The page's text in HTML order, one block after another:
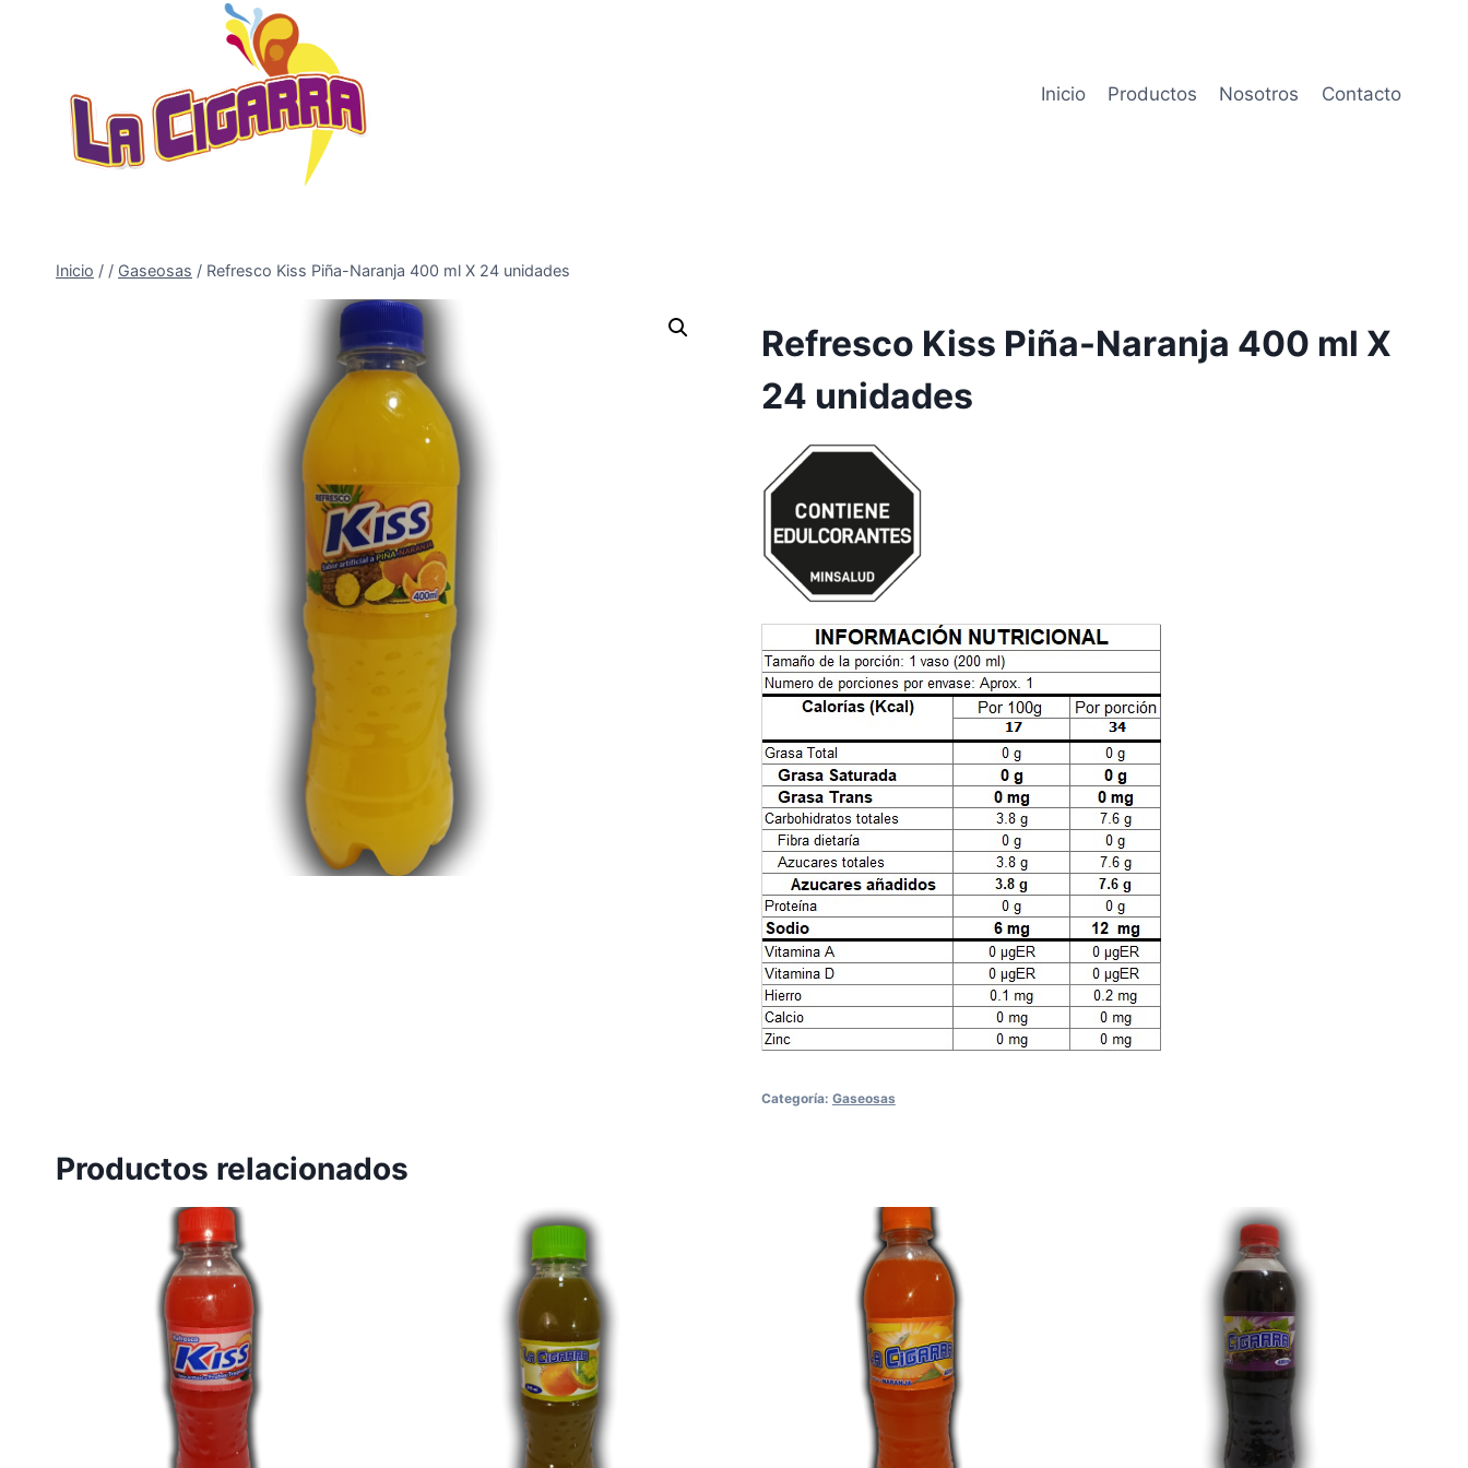
Inicio
Productos Nosotros Contacto
Inicio / / Gaseosas / Refresco Kiss Piña-Naranja 400 ml X 24 unidades
Refresco Kiss Piña-Naranja 400 ml X
24 unidades
Categoría: Gaseosas
Productos relacionados